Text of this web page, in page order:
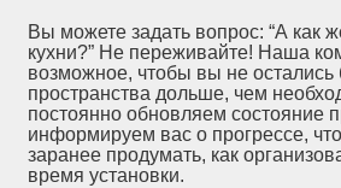
Вы можете задать вопрос: “А как
кухни?” Не переживайте! Наша
возможное, чтобы вы не остались
пространства дольше, чем
постоянно обновляем состояние
информируем вас о прогрессе,
заранее продумать, как
время установки.